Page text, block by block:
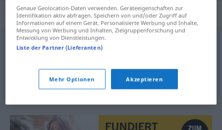
Synonyme für "zertrümmern"
zerstören (Hauptform),ruinieren
© OpenThesaurus.de
Genaue Geolocation-Daten verwenden. Geräteeigenschaften zur
Identifikation aktiv abfragen. Speichern von und/oder Zugriff auf
Informationen auf einem Gerät. Personalisierte Werbung und Inhalte,
Messung von Werbung und Inhalten, Zielgruppenforschung und
Entwicklung von Dienstleistungen.
Liste der Partner (Lieferanten)
Mehr Optionen Akzeptieren